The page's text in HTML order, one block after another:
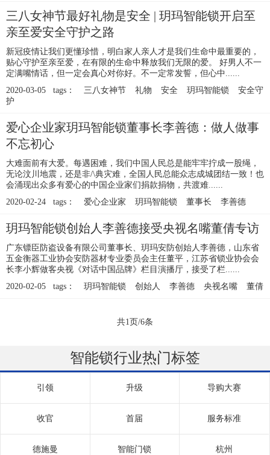
三八女神节最好礼物是安全 | 玥玛智能锁开启至
亲至爱安全守护之路
新冠疫情让我们更懂珍惜，明白家人亲人才是我们生命中最重要的，
贴心守护至亲至爱，在有限的生命中释放我们无限的爱。 好男人不一
定满嘴情话，但一定会真心对你好。不一定常发誓，但心中......
2020-03-05 tags：
三八女神节 礼物 安全 玥玛智能锁
安全守
护
爱心企业家玥玛智能锁董事长李善德：做人做事
不忘初心
大难面前有大爱。每遇困难，我们中国人民总是能牢牢拧成一股绳，
无论汶川地震，还是非/\典灾难，全国人民总能众志成城团结一致！也
会涌现出众多有爱心的中国企业家们捐款捐物，共渡难......
2020-02-24 tags：
爱心企业家 玥玛智能锁 董事长 李善德
玥玛智能锁创始人李善德接受央视名嘴董倩专访
广东镖臣防盗设备有限公司董事长、玥玛安防创始人李善德，山东省
五金衡器工业协会安防器材专业委员会主任董平，江苏省锁业协会会
长李小辉做客央视《对话中国品牌》栏目演播厅，接受了栏......
2020-02-05 tags：
玥玛智能锁 创始人 李善德 央视名嘴 董倩
共1页/6条
智能锁行业热门标签
引领 升级 导购大赛
收官 首届 服务标准
德施曼 智能门锁 杭州